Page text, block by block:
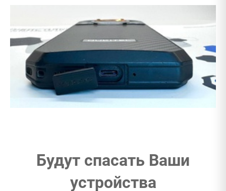
Будут спасать Ваши
устройства